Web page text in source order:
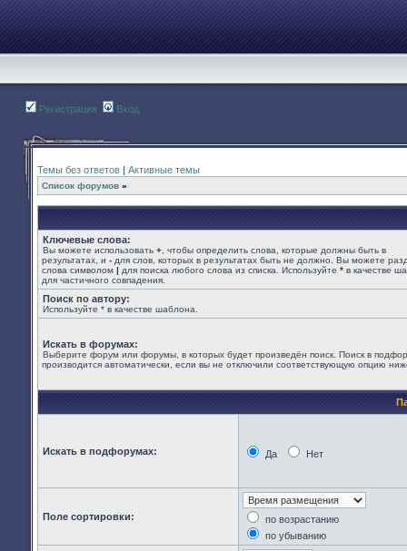
Регистрация Вход
Темы без ответов | Активные темы
Список форумов »
Ключевые слова:
Вы можете использовать + , чтобы определить слова, которые должны быть в
результатах, и - для слов, которых в результатах быть не должно. Вы можете
слова символом | для поиска любого слова из списка. Используйте * в качестве
для частичного совпадения.
Поиск по автору:
Используйте * в качестве шаблона.
Искать в форумах:
Выберите форум или форумы, в которых будет произведён поиск. Поиск в
производится автоматически, если вы не отключили соответствующую опцию
Искать в подфорумах: Да Нет
Поле сортировки:
по возрастанию
по убыванию